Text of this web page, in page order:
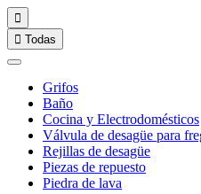

 Todas
Grifos
Baño
Cocina y Electrodomésticos
Válvula de desagüe para
Rejillas de desagüe
Piezas de repuesto
Piedra de lava